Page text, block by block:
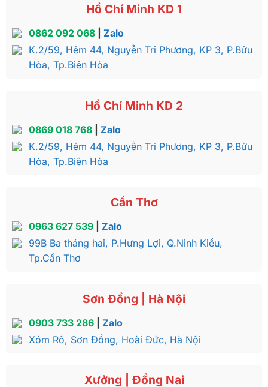
Hồ Chí Minh KD 1
0862 092 068| Zalo
K.2/59, Hẻm 44, Nguyễn Tri Phương, KP 3, P.Bửu
Hòa, Tp.Biên Hòa
Hồ Chí Minh KD 2
0869 018 768| Zalo
K.2/59, Hẻm 44, Nguyễn Tri Phương, KP 3, P.Bửu
Hòa, Tp.Biên Hòa
Cần Thơ
0963 627 539| Zalo
99B Ba tháng hai, P.Hưng Lợi, Q.Ninh Kiều,
Tp.Cần Thơ
Sơn Đồng | Hà Nội
0903 733 286| Zalo
Xóm Rô, Sơn Đồng, Hoài Đức, Hà Nội
Xưởng | Đồng Nai